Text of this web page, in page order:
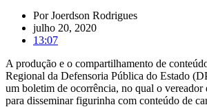
PorJoerdson Rodrigues
julho 20, 2020
13:07
A produção e o compartilhamento de
Regional da Defensoria Pública do Estado
um boletim de ocorrência, no qual o vereador
para disseminar figurinha com conteúdo de